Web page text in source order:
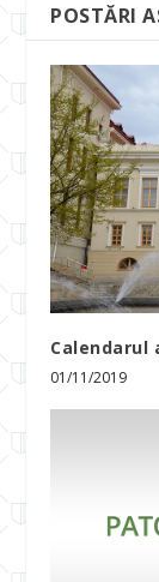
POSTĂRI
Calendarul
01/11/2019